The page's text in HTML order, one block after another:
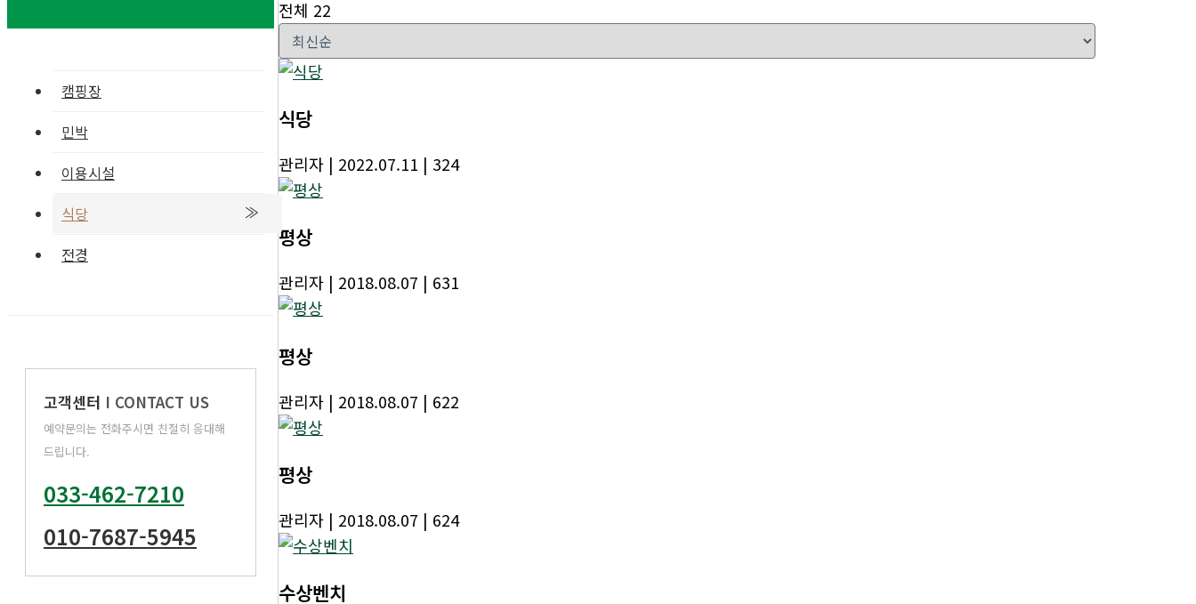
캠핑장
민박
이용시설
식당
전경
고객센터 Ι CONTACT US
예약문의는 전화주시면 친절히 응대해
드립니다.
033-462-7210
010-7687-5945
전체 22
식당
관리자 | 2022.07.11 | 324
평상
관리자 | 2018.08.07 | 631
평상
관리자 | 2018.08.07 | 622
평상
관리자 | 2018.08.07 | 624
수상벤치